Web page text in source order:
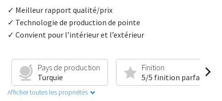
✓ Meilleur rapport qualité/prix
✓ Technologie de production de pointe
✓ Convient pour l’intérieur et l’extérieur
Pays de production
Turquie
Finition
5/5 finition parfaite
Afficher toutes les propriétés